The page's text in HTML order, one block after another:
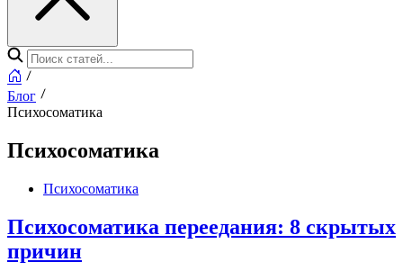
Блог
Психосоматика
Психосоматика
Психосоматика
Психосоматика переедания: 8 скрытых
причин